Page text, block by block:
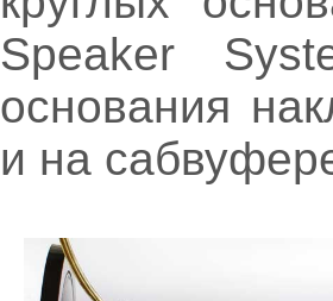
Speaker
основания
и на